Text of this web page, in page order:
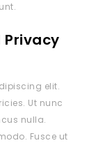
Privacy
elit.
Ut nunc
nulla.
Fusce ut